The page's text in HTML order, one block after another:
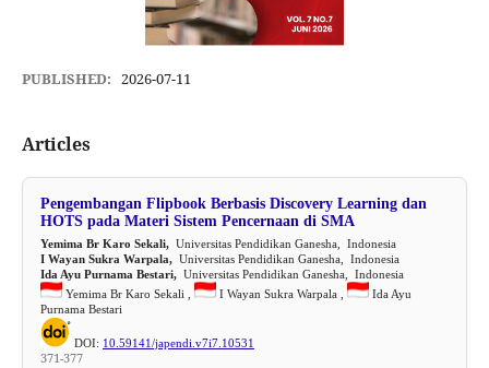
PUBLISHED: 2026-07-11
Articles
Pengembangan Flipbook Berbasis Discovery Learning dan
HOTS pada Materi Sistem Pencernaan di SMA
Yemima Br Karo Sekali,Universitas Pendidikan Ganesha, Indonesia
I Wayan Sukra Warpala,Universitas Pendidikan Ganesha, Indonesia
Ida Ayu Purnama Bestari,Universitas Pendidikan Ganesha, Indonesia
Yemima Br Karo Sekali ,
I Wayan Sukra Warpala ,
Ida Ayu
Purnama Bestari
DOI: 10.59141/japendi.v7i7.10531
371-377